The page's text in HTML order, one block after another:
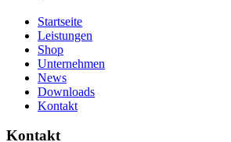
Startseite
Leistungen
Shop
Unternehmen
News
Downloads
Kontakt
Kontakt